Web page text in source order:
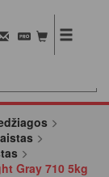
Gray 710 5kg